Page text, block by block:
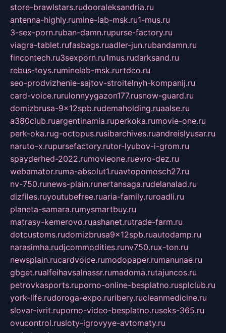
store-brawlstars.rudooraleksandria.ru
antenna-highly.rumine-lab-msk.ru1-mus.ru
3-sex-porn.ruban-damn.rupurse-factory.ru
viagra-tablet.rufasbags.ruadler-jun.rubandamn.ru
fincontech.ru3sexporn.ru1mus.rudarksand.ru
rebus-toys.ruminelab-msk.rurtdco.ru
seo-prodvizhenie-sajtov-stroitelnyh-kompanij.ru
card-voice.rurulonnyygazon177.rusnow-guard.ru
domizbrusa-9x12spb.rudemaholding.ruaalse.ru
a380club.ruargentinamia.ruperkoka.rumovie-one.ru
perk-oka.rug-octopus.rusibarchives.ruandreislyusar.ru
naruto-x.rupursefactory.rutor-lyubov-i-grom.ru
spayderhed-2022.rumovieone.ruevro-dez.ru
webamator.ruma-absolut1.ruavtopomosch27.ru
nv-750.runews-plain.runertansaga.rudelanalad.ru
dizfiles.ruyoutubefree.ruaria-family.ruroadli.ru
planeta-samara.rumysmartbuy.ru
matrasy-kemerovo.ruashanet.rutrade-farm.ru
dotcustoms.rudomizbrusa9x12spb.ruautodamp.ru
narasimha.rudjcommodities.runv750.rux-ton.ru
newsplain.rucardvoice.rumodopaper.rumanunae.ru
gbget.rualfeihavsalnassr.rumadoma.rutajuncos.ru
petrovkasports.ruporno-online-besplatno.rusplclub.ru
york-life.rudoroga-expo.ruribery.rucleanmedicine.ru
slovar-ivrit.ruporno-video-besplatno.ruseks-365.ru
ovucontrol.rusloty-igrovyye-avtomaty.ru